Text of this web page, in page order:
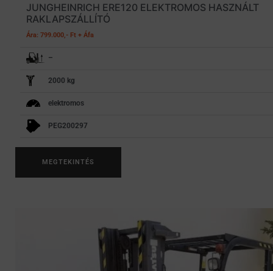
JUNGHEINRICH ERE120 ELEKTROMOS HASZNÁLT
RAKLAPSZÁLLÍTÓ
Ára: 799.000,- Ft + Áfa
–
2000 kg
elektromos
PEG200297
MEGTEKINTÉS